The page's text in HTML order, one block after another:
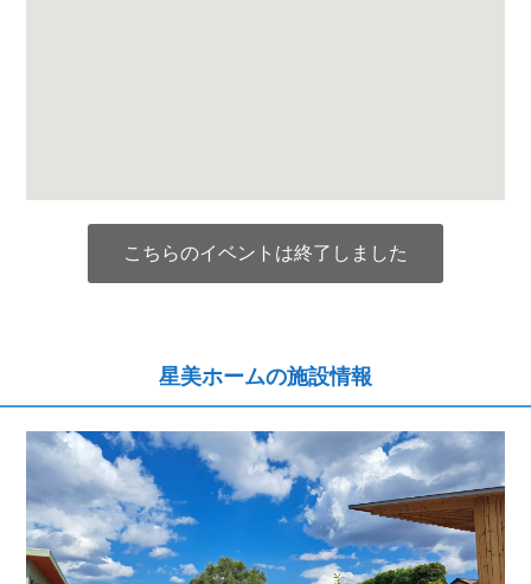
こちらのイベントは終了しました
星美ホームの施設情報